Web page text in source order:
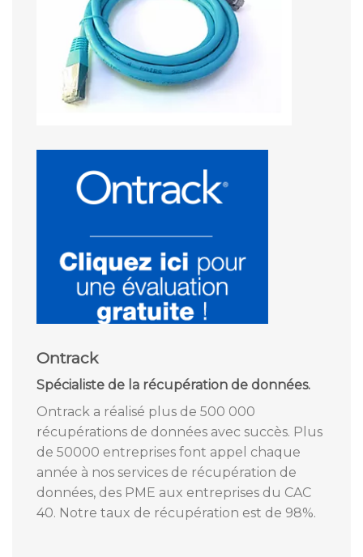
Ontrack
Spécialiste de la récupération de données.
Ontrack a réalisé plus de 500 000
récupérations de données avec succès. Plus
de 50000 entreprises font appel chaque
année à nos services de récupération de
données, des PME aux entreprises du CAC
40. Notre taux de récupération est de 98%.